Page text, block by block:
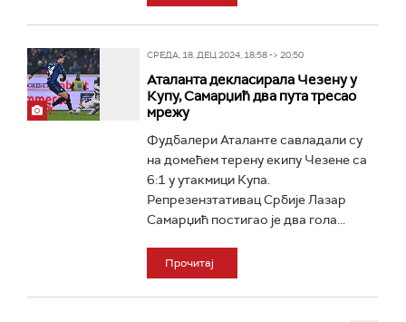
СРЕДА, 18. ДЕЦ 2024, 18:58 -> 20:50
Аталанта декласирала Чезену у
Купу, Самарџић два пута тресао
мрежу
Фудбалери Аталанте савладали су
на домећем терену екипу Чезене са
6:1 у утакмици Купа.
Репрезензтативац Србије Лазар
Самарџић постигао је два гола...
Прочитај